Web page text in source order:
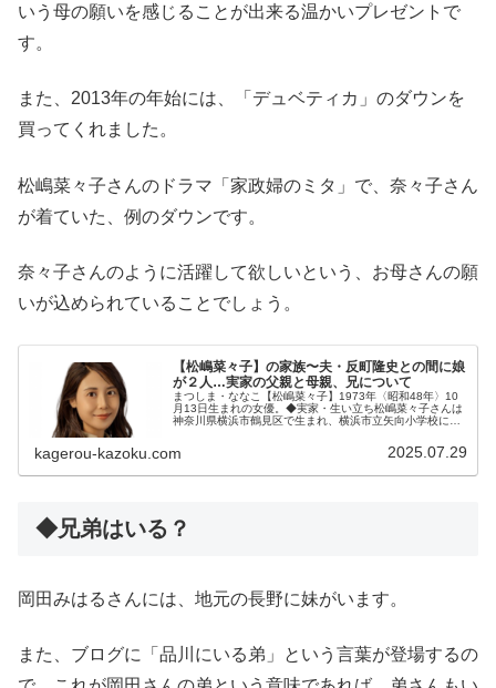
いう母の願いを感じることが出来る温かいプレゼントで
す。
また、2013年の年始には、「デュベティカ」のダウンを
買ってくれました。
松嶋菜々子さんのドラマ「家政婦のミタ」で、奈々子さん
が着ていた、例のダウンです。
奈々子さんのように活躍して欲しいという、お母さんの願
いが込められていることでしょう。
【松嶋菜々子】の家族〜夫・反町隆史との間に娘
が２人…実家の父親と母親、兄について
まつしま・ななこ【松嶋菜々子】1973年〈昭和48年〉10
月13日生まれの女優。◆実家・生い立ち松嶋菜々子さんは
神奈川県横浜市鶴見区で生まれ、横浜市立矢向小学校に通
kagerou-kazoku.com 2025.07.29
◆兄弟はいる？
岡田みはるさんには、地元の長野に妹がいます。
また、ブログに「品川にいる弟」という言葉が登場するの